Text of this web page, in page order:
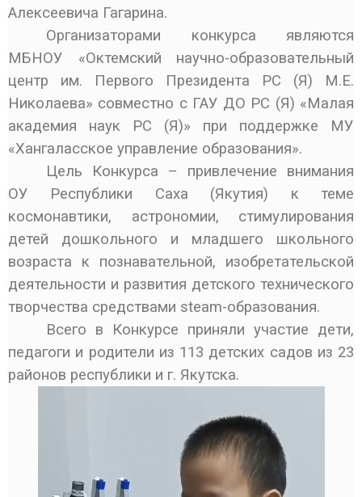
Алексеевича Гагарина.
Организаторами конкурса являются
МБНОУ «Октемский научно-образовательный
центр им. Первого Президента РС (Я) М.Е.
Николаева» совместно с ГАУ ДО РС (Я) «Малая
академия наук РС (Я)» при поддержке МУ
«Хангаласское управление образования».
Цель Конкурса – привлечение внимания
ОУ Республики Саха (Якутия) к теме
космонавтики, астрономии, стимулирования
детей дошкольного и младшего школьного
возраста к познавательной, изобретательской
деятельности и развития детского технического
творчества средствами steam-образования.
Всего в Конкурсе приняли участие дети,
педагоги и родители из 113 детских садов из 23
районов республики и г. Якутска.